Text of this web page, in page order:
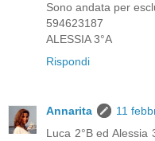
Sono andata per
594623187
ALESSIA 3°A
Rispondi
Annarita
11
Luca 2°B ed Alessia